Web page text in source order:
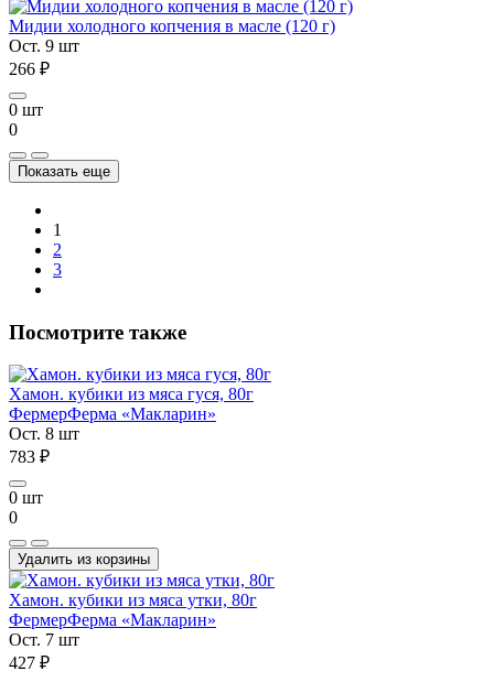
Мидии холодного копчения в масле (120 г)
Ост. 9 шт
266 ₽
0 шт
0
Показать еще
1
2
3
Посмотрите также
Хамон. кубики из мяса гуся, 80г
ФермерФерма «Макларин»
Ост. 8 шт
783 ₽
0 шт
0
Удалить из корзины
Хамон. кубики из мяса утки, 80г
ФермерФерма «Макларин»
Ост. 7 шт
427 ₽